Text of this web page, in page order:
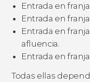
Entrada en
Entrada en
Entrada en
afluencia.
Entrada en
Todas ellas